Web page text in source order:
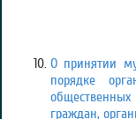
О принятии
порядке
граждан,